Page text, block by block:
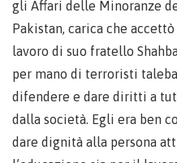
gli Affari delle Minoranze
Pakistan, carica che
lavoro di suo fratello
per mano di terroristi
difendere e dare diritti a
dalla società. Egli era ben
dare dignità alla persona